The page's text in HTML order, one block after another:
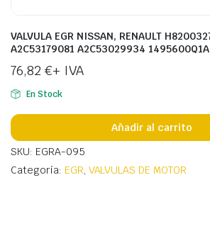
VALVULA EGR NISSAN, RENAULT
A2C53179081 A2C53029934 1495600Q1A
76,82 €+ IVA
En Stock
Añadir al carrito
SKU: EGRA-095
Categoría: EGR, VALVULAS DE MOTOR